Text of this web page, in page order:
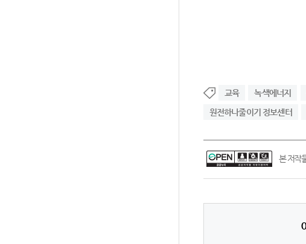
교육 녹색에너지
원전하나줄이기 정보센터
본 저작